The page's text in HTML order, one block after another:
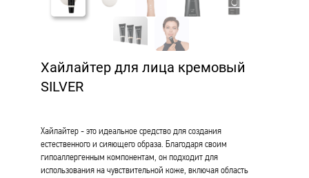
Хайлайтер для лица кремовый
SILVER
Хайлайтер - это идеальное средство для создания
естественного и сияющего образа. Благодаря своим
гипоаллергенным компонентам, он подходит для
использования на чувствительной коже, включая область